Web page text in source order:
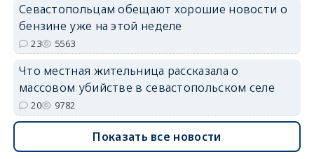
Севастопольцам обещают хорошие новости о
бензине уже на этой неделе
23 5563
Что местная жительница рассказала о
массовом убийстве в севастопольском селе
20 9782
Показать все новости